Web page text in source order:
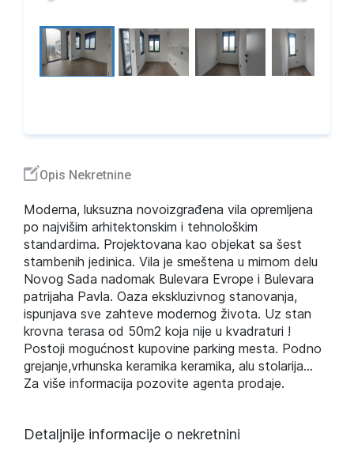
Opis Nekretnine
Moderna, luksuzna novoizgrađena vila opremljena
po najvišim arhitektonskim i tehnološkim
standardima. Projektovana kao objekat sa šest
stambenih jedinica. Vila je smeštena u mirnom delu
Novog Sada nadomak Bulevara Evrope i Bulevara
patrijaha Pavla. Oaza ekskluzivnog stanovanja,
ispunjava sve zahteve modernog života. Uz stan
krovna terasa od 50m2 koja nije u kvadraturi !
Postoji mogućnost kupovine parking mesta. Podno
grejanje,vrhunska keramika keramika, alu stolarija...
Za više informacija pozovite agenta prodaje.
Detaljnije informacije o nekretnini